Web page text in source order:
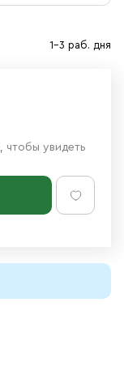
1-3 раб. дня
, чтобы увидеть